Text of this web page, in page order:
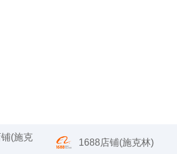
(施克
1688店铺(施克林)